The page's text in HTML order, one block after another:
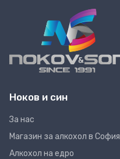
Ноков и син
За нас
Магазин за алкохол в София
Алкохол на едро